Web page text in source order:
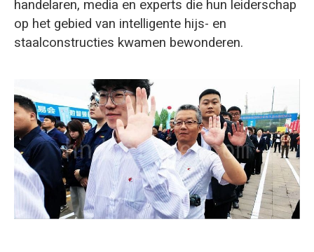
handelaren, media en experts die hun leiderschap
op het gebied van intelligente hijs- en
staalconstructies kwamen bewonderen.